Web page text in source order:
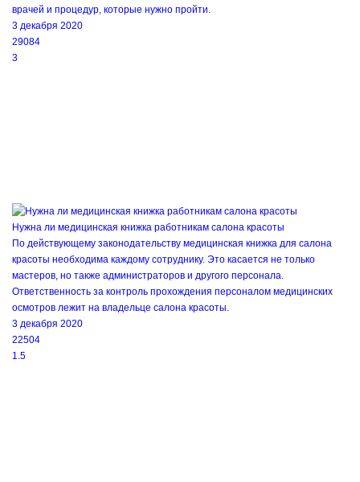
врачей и процедур, которые нужно пройти.
3 декабря 2020
29084
3
Нужна ли медицинская книжка работникам салона красоты
По действующему законодательству медицинская книжка для салона
красоты необходима каждому сотруднику. Это касается не только
мастеров, но также администраторов и другого персонала.
Ответственность за контроль прохождения персоналом медицинских
осмотров лежит на владельце салона красоты.
3 декабря 2020
22504
1.5